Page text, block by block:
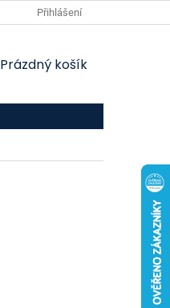
Přihlášení
NÁKUPNÍ
Prázdný košík